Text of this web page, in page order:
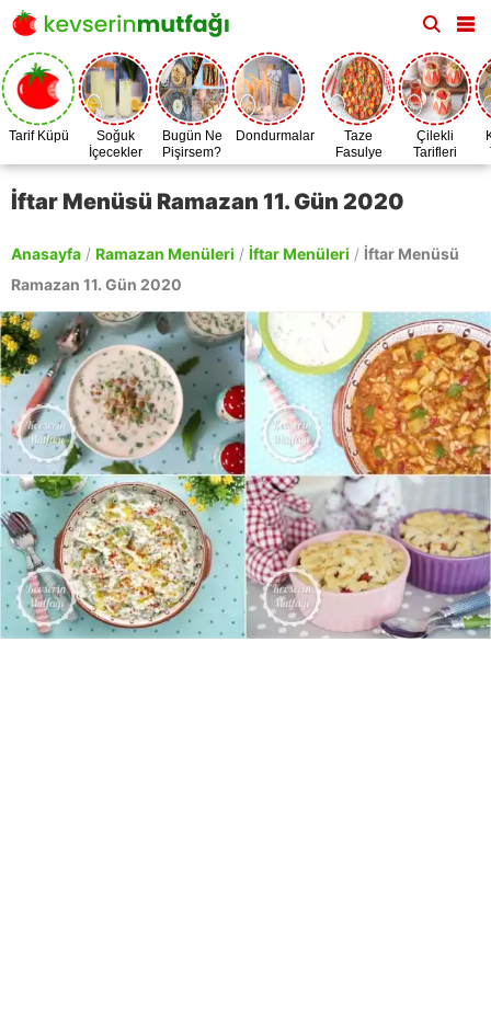
Tarif Küpü
Soğuk
İçecekler
Bugün Ne
Pişirsem?
Dondurmalar
Taze
Fasulye
Zamanı
Çilekli
Tarifleri
İftar Menüsü Ramazan 11. Gün 2020
Anasayfa / Ramazan Menüleri / İftar Menüleri / İftar Menüsü
Ramazan 11. Gün 2020